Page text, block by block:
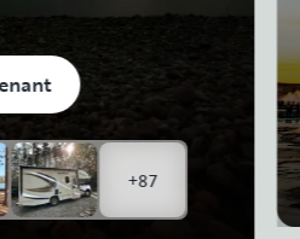
+87